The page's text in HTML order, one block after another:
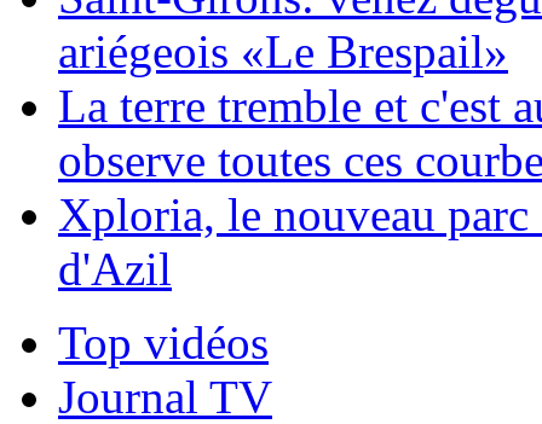
ariégeois «Le Brespail»
La terre tremble et c'est
observe toutes ces
Xploria, le nouveau
d'Azil
Top vidéos
Journal TV